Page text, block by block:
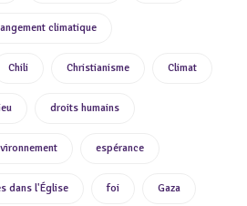
climatique
Chili Christianisme Climat
droits humains
espérance
dans l'Église foi Gaza